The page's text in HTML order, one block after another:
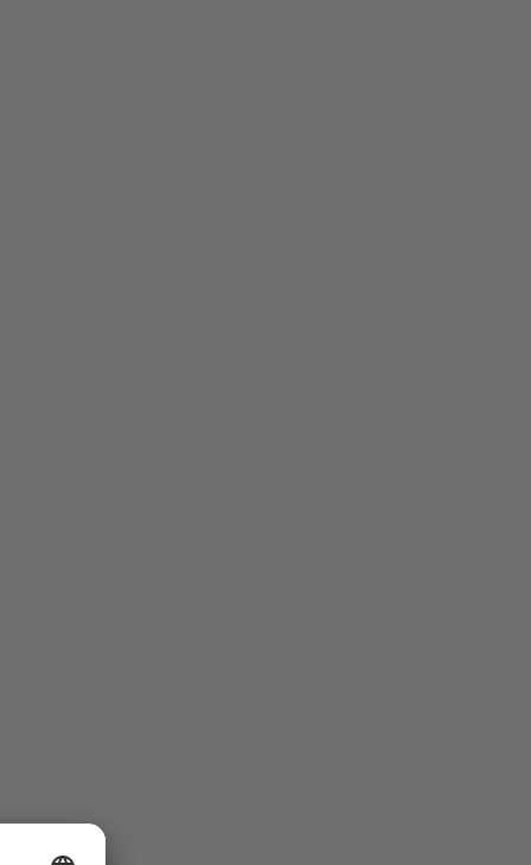
Japanisch, Rumänisch, Russisch, Thailändisch, Ukrainisch, Chinesisch (Kurz/